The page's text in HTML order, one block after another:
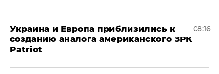
Украина и Европа приблизились к
созданию аналога американского ЗРК
Patriot
08:16